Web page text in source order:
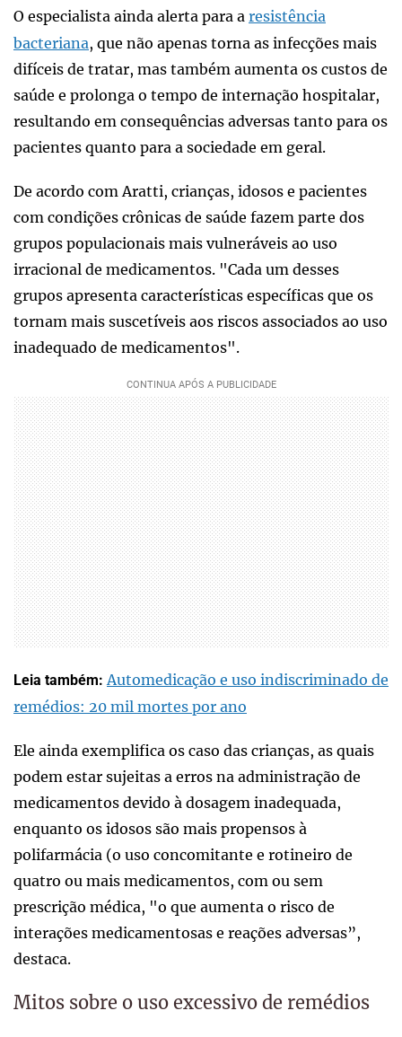
O especialista ainda alerta para a resistência
bacteriana, que não apenas torna as infecções mais
difíceis de tratar, mas também aumenta os custos de
saúde e prolonga o tempo de internação hospitalar,
resultando em consequências adversas tanto para os
pacientes quanto para a sociedade em geral.
De acordo com Aratti, crianças, idosos e pacientes
com condições crônicas de saúde fazem parte dos
grupos populacionais mais vulneráveis ao uso
irracional de medicamentos. "Cada um desses
grupos apresenta características específicas que os
tornam mais suscetíveis aos riscos associados ao uso
inadequado de medicamentos".
Leia também: Automedicação e uso indiscriminado de
remédios: 20 mil mortes por ano
Ele ainda exemplifica os caso das crianças, as quais
podem estar sujeitas a erros na administração de
medicamentos devido à dosagem inadequada,
enquanto os idosos são mais propensos à
polifarmácia (o uso concomitante e rotineiro de
quatro ou mais medicamentos, com ou sem
prescrição médica, "o que aumenta o risco de
interações medicamentosas e reações adversas”,
destaca.
Mitos sobre o uso excessivo de remédios